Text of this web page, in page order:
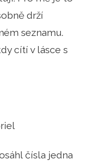
drží
seznamu.
cítí v lásce s
čísla jedna